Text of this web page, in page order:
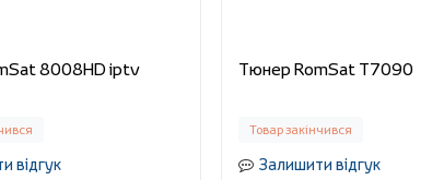
8008HD iptv
відгук
Тюнер RomSat T7090
Товар закінчився
Залишити відгук